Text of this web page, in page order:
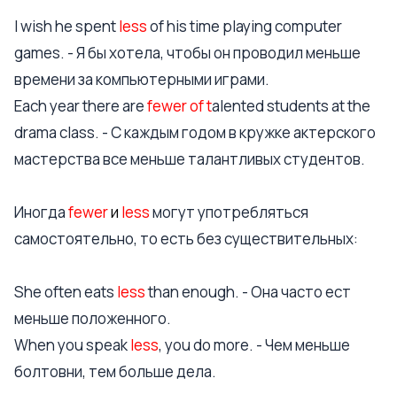
I wish he spentlessof his time playing computer
games. - Я бы хотела, чтобы он проводил меньше
времени за компьютерными играми.
Each year there arefewer of talented students at the
drama class. - С каждым годом в кружке актерского
мастерства все меньше талантливых студентов.
Иногдаfewerи lessмогут употребляться
самостоятельно, то есть без существительных:
She often eats lessthan enough. - Она часто ест
меньше положенного.
When you speakless, you do more. - Чем меньше
болтовни, тем больше дела.